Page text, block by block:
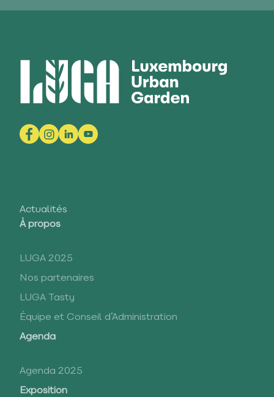
Actualités
À propos
LUGA 2025
Nos partenaires
LUGA Tasty
Équipe et Conseil d’Administration
Agenda
Agenda 2025
Exposition